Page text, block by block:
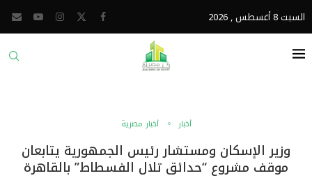
السبت 8 أغسطس , 2026
أخبار أخبار مصرية
وزير الإسكان ومستشار رئيس الجمهورية يتابعان
موقف مشروع “حدائق تلال الفسطاط” بالقاهرة